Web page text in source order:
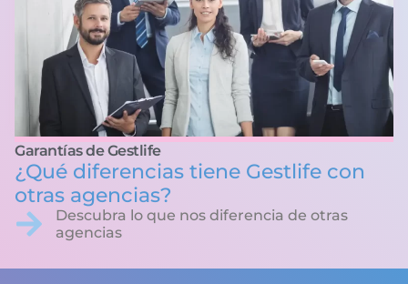
Garantías de Gestlife
¿Qué diferencias tiene Gestlife con
otras agencias?
Descubra lo que nos diferencia de otras
agencias